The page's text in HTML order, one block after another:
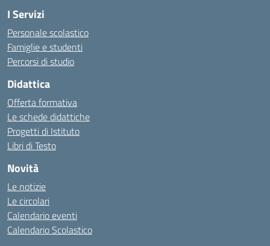
I Servizi
Personale scolastico
Famiglie e studenti
Percorsi di studio
Didattica
Offerta formativa
Le schede didattiche
Progetti di Istituto
Libri di Testo
Novità
Le notizie
Le circolari
Calendario eventi
Calendario Scolastico